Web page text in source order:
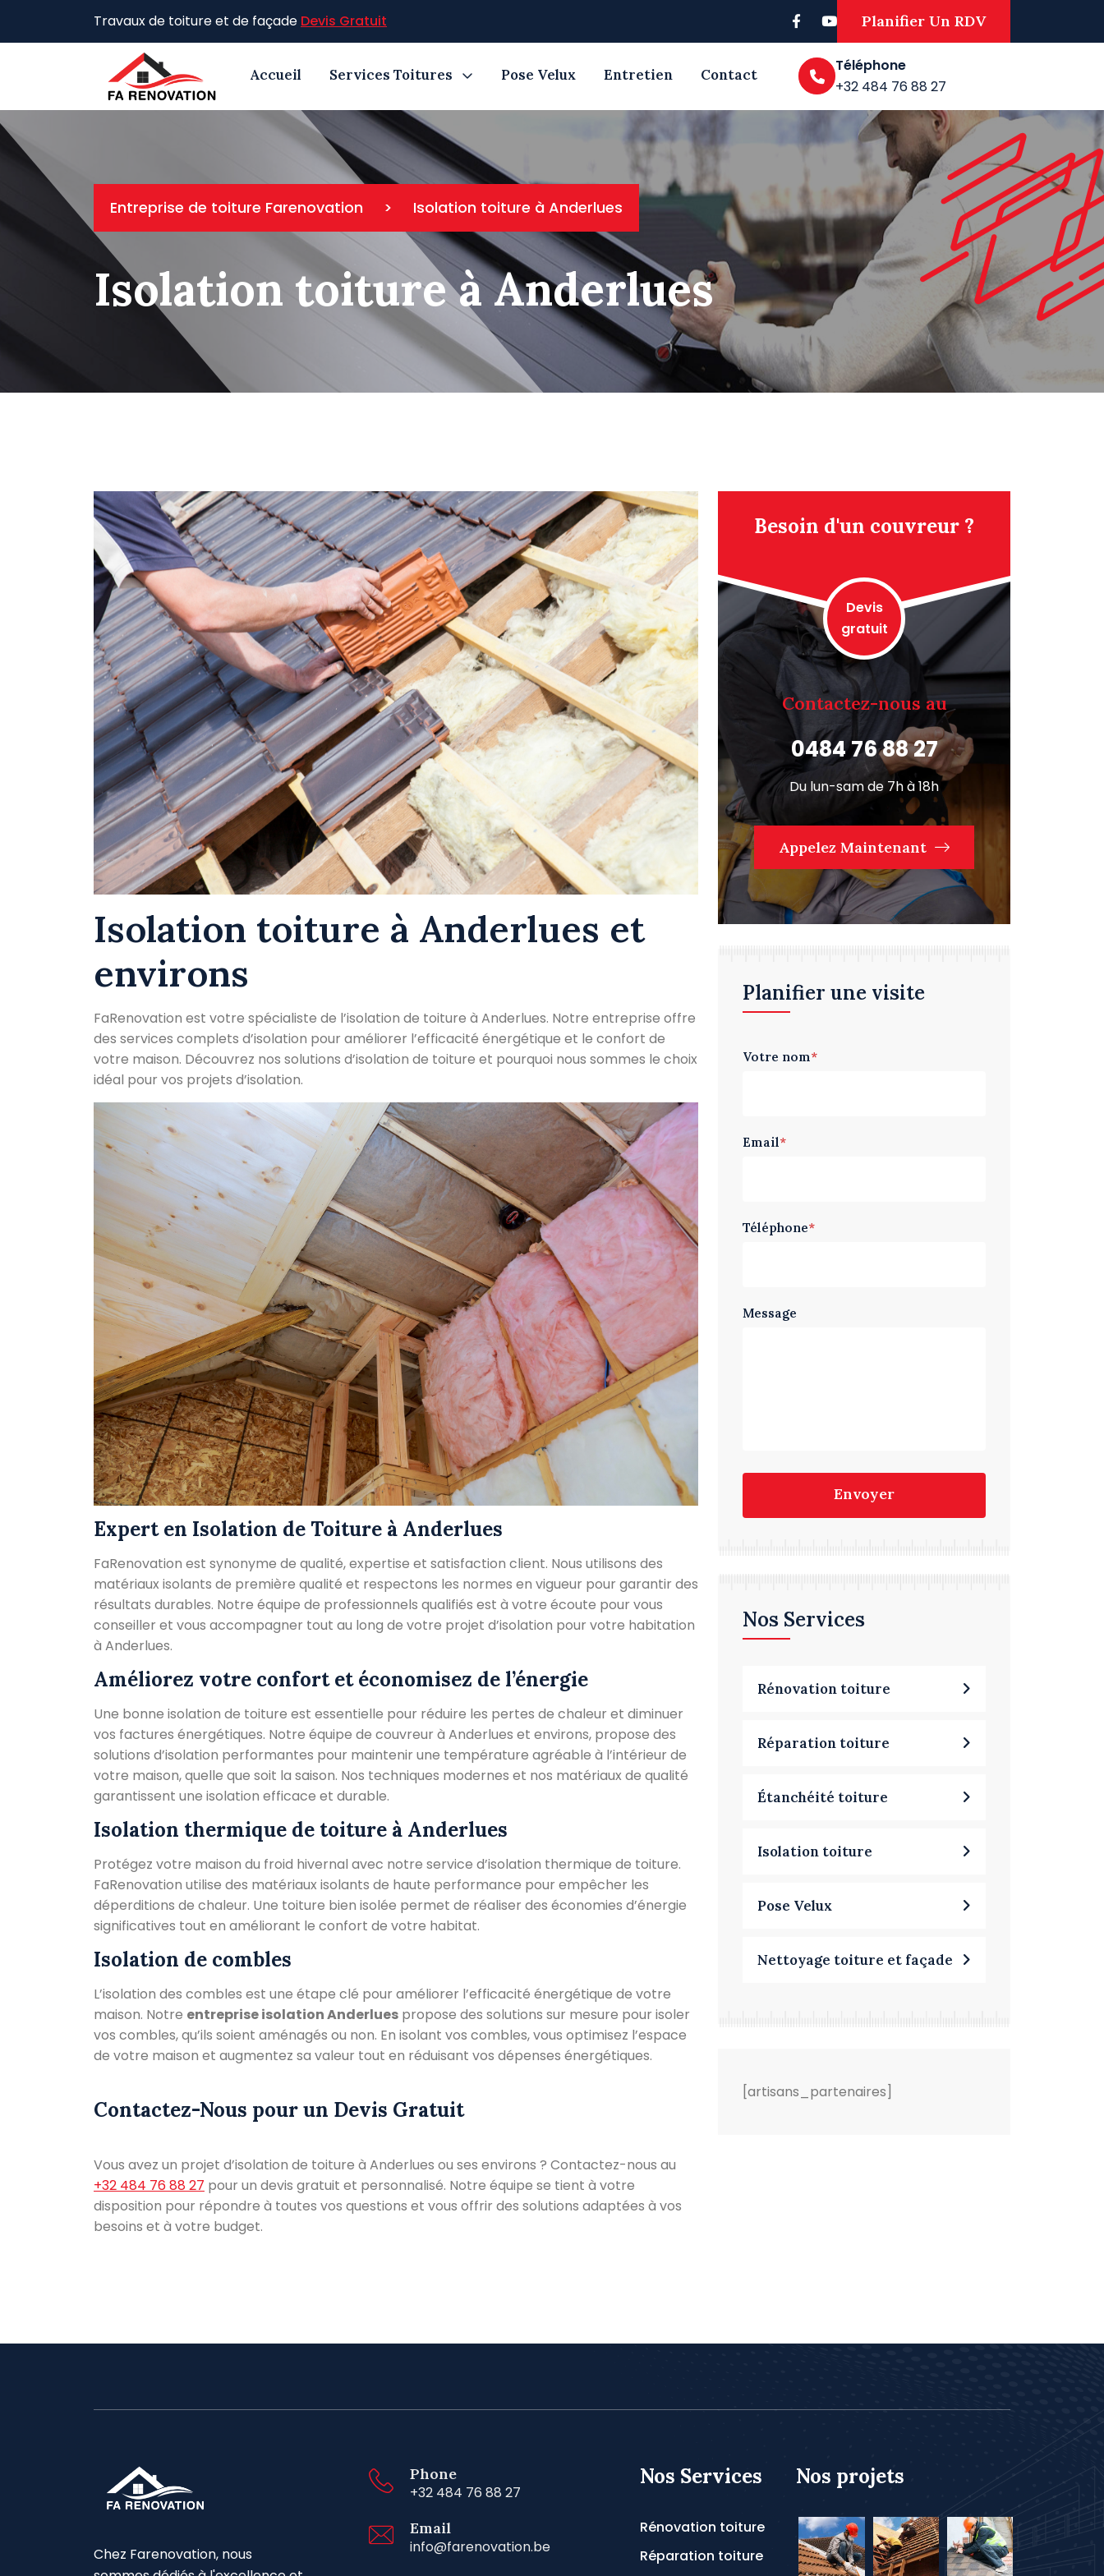
Travaux de toiture et de façade Devis Gratuit Planifier Un RDV
Accueil Services Toitures Pose Velux Entretien Contact
Téléphone
+32 484 76 88 27
Entreprise de toiture Farenovation > Isolation toiture à Anderlues
Isolation toiture à Anderlues
Isolation toiture à Anderlues et
environs
FaRenovation est votre spécialiste de l’isolation de toiture à Anderlues. Notre entreprise offre
des services complets d’isolation pour améliorer l’efficacité énergétique et le confort de
votre maison. Découvrez nos solutions d’isolation de toiture et pourquoi nous sommes le choix
idéal pour vos projets d’isolation.
Expert en Isolation de Toiture à Anderlues
FaRenovation est synonyme de qualité, expertise et satisfaction client. Nous utilisons des
matériaux isolants de première qualité et respectons les normes en vigueur pour garantir des
résultats durables. Notre équipe de professionnels qualifiés est à votre écoute pour vous
conseiller et vous accompagner tout au long de votre projet d’isolation pour votre habitation
à Anderlues.
Améliorez votre confort et économisez de l’énergie
Une bonne isolation de toiture est essentielle pour réduire les pertes de chaleur et diminuer
vos factures énergétiques. Notre équipe de couvreur à Anderlues et environs, propose des
solutions d’isolation performantes pour maintenir une température agréable à l’intérieur de
votre maison, quelle que soit la saison. Nos techniques modernes et nos matériaux de qualité
garantissent une isolation efficace et durable.
Isolation thermique de toiture à Anderlues
Protégez votre maison du froid hivernal avec notre service d’isolation thermique de toiture.
FaRenovation utilise des matériaux isolants de haute performance pour empêcher les
déperditions de chaleur. Une toiture bien isolée permet de réaliser des économies d’énergie
significatives tout en améliorant le confort de votre habitat.
Isolation de combles
L’isolation des combles est une étape clé pour améliorer l’efficacité énergétique de votre
maison. Notre entreprise isolation Anderlues propose des solutions sur mesure pour isoler
vos combles, qu’ils soient aménagés ou non. En isolant vos combles, vous optimisez l’espace
de votre maison et augmentez sa valeur tout en réduisant vos dépenses énergétiques.
Contactez-Nous pour un Devis Gratuit
Vous avez un projet d’isolation de toiture à Anderlues ou ses environs ? Contactez-nous au
+32 484 76 88 27 pour un devis gratuit et personnalisé. Notre équipe se tient à votre
disposition pour répondre à toutes vos questions et vous offrir des solutions adaptées à vos
besoins et à votre budget.
Besoin d'un couvreur ?
Devis
gratuit
Contactez-nous au
0484 76 88 27
Du lun-sam de 7h à 18h
Appelez Maintenant
Planifier une visite
Votre nom*
Email*
Téléphone*
Message
Envoyer
Nos Services
Rénovation toiture
Réparation toiture
Étanchéité toiture
Isolation toiture
Pose Velux
Nettoyage toiture et façade
[artisans_partenaires]
Chez Farenovation, nous
Phone
+32 484 76 88 27
Email
info@farenovation.be
Nos Services
Rénovation toiture
Réparation toiture
Nos projets